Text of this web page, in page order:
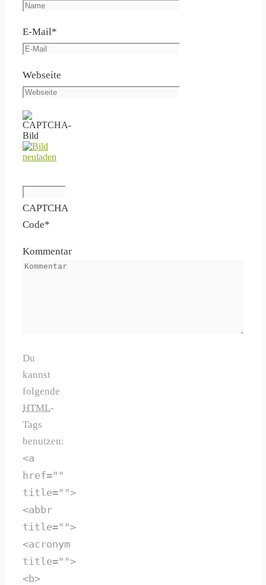
E-Mail*
Webseite
CAPTCHA
Code*
Kommentar
Du
kannst
folgende
HTML-
Tags
benutzen:
<a
href=""
title="">
<abbr
title="">
<acronym
title="">
<b>